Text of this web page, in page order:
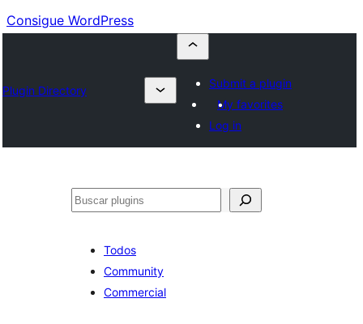
Consigue WordPress
Plugin Directory
Submit a plugin
My favorites
Log in
Buscar
Todos
Community
Commercial